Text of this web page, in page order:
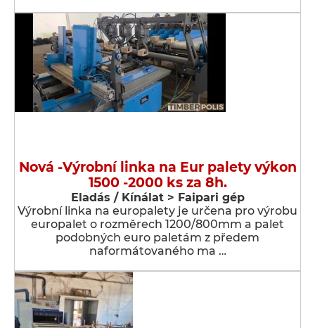
Nová -Výrobní linka na Eur palety výkon
1500 -2000 ks za 8h.
Eladás / Kínálat > Faipari gép
Výrobní linka na europalety je určena pro výrobu
europalet o rozměrech 1200/800mm a palet
podobných euro paletám z předem
naformátovaného ma …